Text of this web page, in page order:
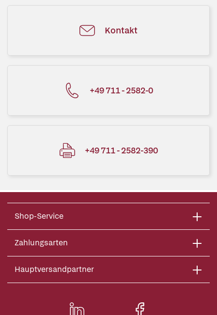
Kontakt
+49 711 - 2582-0
+49 711 - 2582-390
Shop-Service
Zahlungsarten
Hauptversandpartner